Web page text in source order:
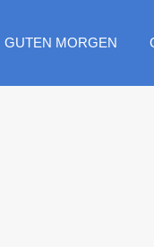
GUTEN MORGEN